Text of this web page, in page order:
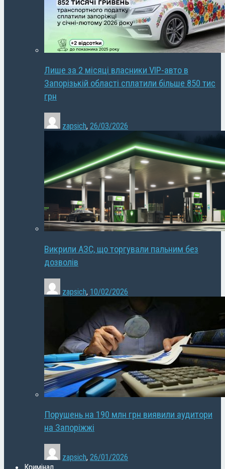
Лише за 2 місяці власники VIP-авто в
Запорізькій області сплатили більше 850 тис
грн
zapsich, 26/03/2026
Викрили АЗС, що торгували пальним без
дозволів
zapsich, 10/02/2026
Порушень на 190 млн грн виявили аудитори
на Запоріжжі
zapsich, 26/01/2026